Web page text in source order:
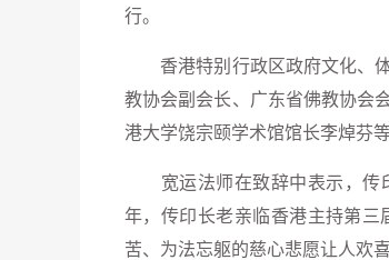
行。
香港特别行政区政府文化、体
教协会副会长、广东省佛教协会
港大学饶宗颐学术馆馆长李焯芬
宽运法师在致辞中表示，传印
年，传印长老亲临香港主持第
苦、为法忘躯的慈心悲愿让人欢喜